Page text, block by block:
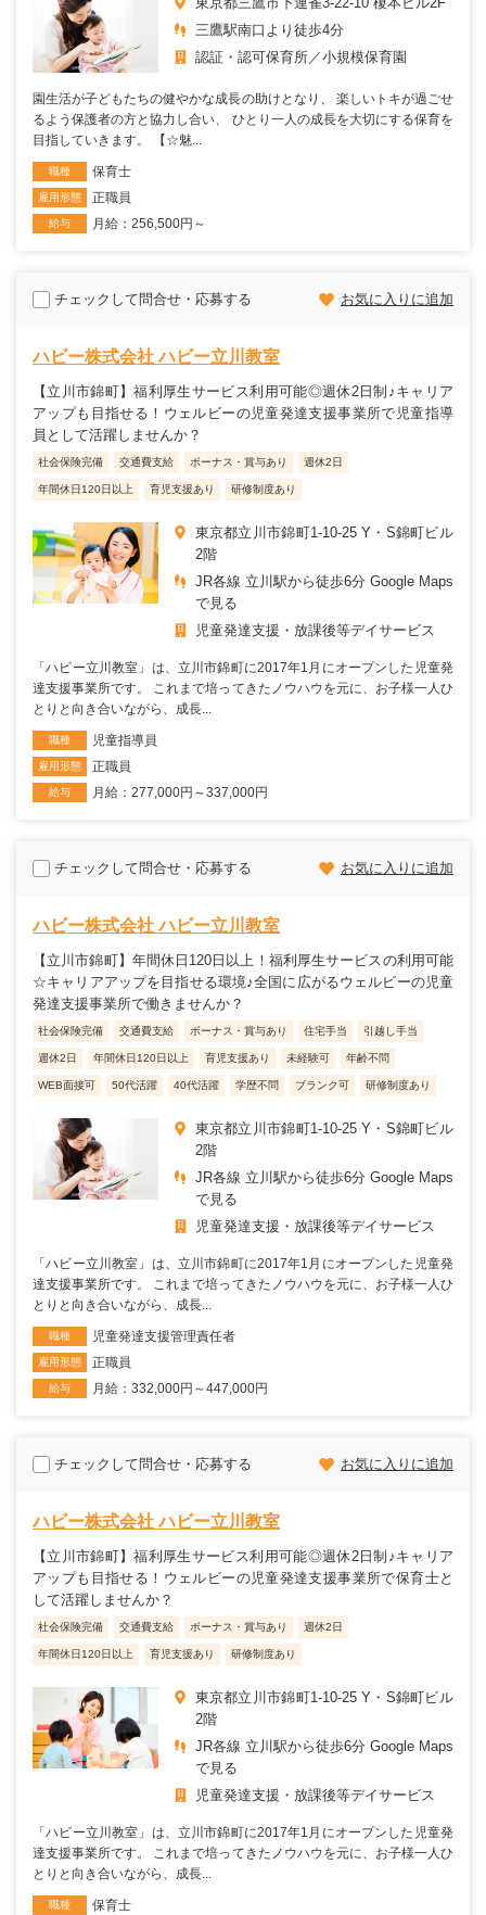
三鷹駅南口より徒歩4分
認証・認可保育所
小規模保育園
園生活が子どもたちの健やかな成長の助けとなり、 楽しいトキが過ごせ
るよう保護者の方と協力し合い、 ひとり一人の成長を大切にする保育を
目指していきます。 【☆魅...
職種 保育士
雇用形態 正職員
給与 月給：256,500円～
チェックして問合せ・応募する お気に入りに追加
ハビー株式会社 ハビー立川教室
【立川市錦町】福利厚生サービス利用可能◎週休2日制♪キャリア
アップも目指せる！ウェルビーの児童発達支援事業所で児童指導
員として活躍しませんか？
社会保険完備 交通費支給 ボーナス・賞与あり 週休2日
年間休日120日以上 育児支援あり 研修制度あり
東京都立川市錦町1-10-25 Y・S錦町ビル
2階
JR各線 立川駅から徒歩6分 Google Maps
で見る
児童発達支援・放課後等デイサービス
「ハビー立川教室」は、立川市錦町に2017年1月にオープンした児童発
達支援事業所です。 これまで培ってきたノウハウを元に、お子様一人ひ
とりと向き合いながら、成長...
職種 児童指導員
雇用形態 正職員
給与 月給：277,000円～337,000円
チェックして問合せ・応募する お気に入りに追加
ハビー株式会社 ハビー立川教室
【立川市錦町】年間休日120日以上！福利厚生サービスの利用可能
☆キャリアアップを目指せる環境♪全国に広がるウェルビーの児童
発達支援事業所で働きませんか？
社会保険完備 交通費支給 ボーナス・賞与あり 住宅手当 引越し手当
週休2日 年間休日120日以上 育児支援あり 未経験可 年齢不問
WEB面接可 50代活躍 40代活躍 学歴不問 ブランク可 研修制度あり
東京都立川市錦町1-10-25 Y・S錦町ビル
2階
JR各線 立川駅から徒歩6分 Google Maps
で見る
児童発達支援・放課後等デイサービス
「ハビー立川教室」は、立川市錦町に2017年1月にオープンした児童発
達支援事業所です。 これまで培ってきたノウハウを元に、お子様一人ひ
とりと向き合いながら、成長...
職種 児童発達支援管理責任者
雇用形態 正職員
給与 月給：332,000円～447,000円
チェックして問合せ・応募する お気に入りに追加
ハビー株式会社 ハビー立川教室
【立川市錦町】福利厚生サービス利用可能◎週休2日制♪キャリア
アップも目指せる！ウェルビーの児童発達支援事業所で保育士と
して活躍しませんか？
社会保険完備 交通費支給 ボーナス・賞与あり 週休2日
年間休日120日以上 育児支援あり 研修制度あり
東京都立川市錦町1-10-25 Y・S錦町ビル
2階
JR各線 立川駅から徒歩6分 Google Maps
で見る
児童発達支援・放課後等デイサービス
「ハビー立川教室」は、立川市錦町に2017年1月にオープンした児童発
達支援事業所です。 これまで培ってきたノウハウを元に、お子様一人ひ
とりと向き合いながら、成長...
職種 保育士